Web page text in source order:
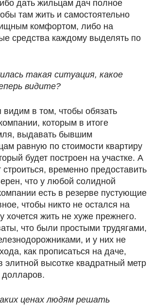
дать жильцам дач полное
там жить и самостоятельно
комфортом, либо на
средства каждому выделять по
такая ситуация, какое
видите?
в том, чтобы обязать
которым в итоге
выдавать бывшим
равную по стоимости квартиру
будет построен на участке. А
строиться, временно предоставить
что у любой солидной
есть в резерве пустующие
чтобы никто не остался на
хочется жить не хуже прежнего.
что были простыми трудягами,
и у них не
как прописаться на даче,
элитной высотке квадратный метр
долларов.
ценах людям решать